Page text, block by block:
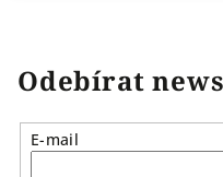
Odebírat
E-mail